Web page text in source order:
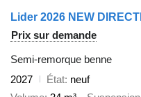
Prix sur demande
Semi-remorque benne
2027
État neuf